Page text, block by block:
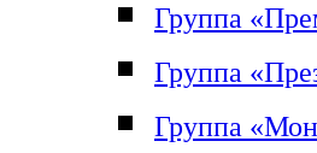
Группа
Группа
Группа